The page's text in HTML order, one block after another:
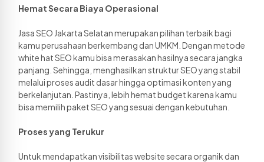
Hemat Secara Biaya Operasional
Jasa SEO Jakarta Selatan merupakan pilihan terbaik bagi
kamu perusahaan berkembang dan UMKM. Dengan metode
white hat SEO kamu bisa merasakan hasilnya secara jangka
panjang. Sehingga, menghasilkan struktur SEO yang stabil
melalui proses audit dasar hingga optimasi konten yang
berkelanjutan. Pastinya, lebih hemat budget karena kamu
bisa memilih paket SEO yang sesuai dengan kebutuhan.
Proses yang Terukur
Untuk mendapatkan visibilitas website secara organik dan